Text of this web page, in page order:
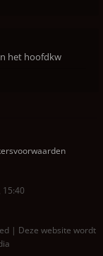
het hoofdkw
| Deze website wordt